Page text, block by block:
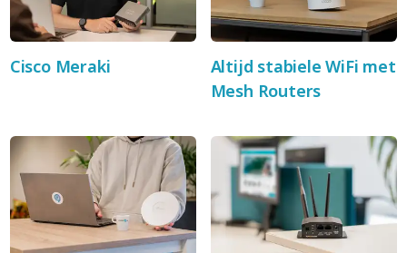
Cisco Meraki
Altijd stabiele WiFi met
Mesh Routers